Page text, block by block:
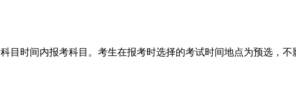
目时间内报考科目。考生在报考时选择的考试时间地点为预选，